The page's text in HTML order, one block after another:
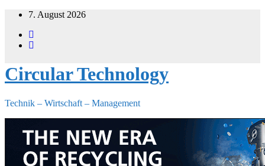
Zum
springen
7. August 2026
Circular Technology
Technik – Wirtschaft – Management